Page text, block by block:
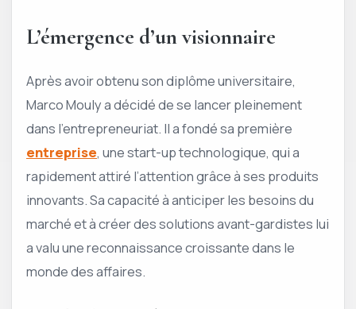
L’émergence d’un visionnaire
Après avoir obtenu son diplôme universitaire,
Marco Mouly a décidé de se lancer pleinement
dans l’entrepreneuriat. Il a fondé sa première
entreprise, une start-up technologique, qui a
rapidement attiré l’attention grâce à ses produits
innovants. Sa capacité à anticiper les besoins du
marché et à créer des solutions avant-gardistes lui
a valu une reconnaissance croissante dans le
monde des affaires.